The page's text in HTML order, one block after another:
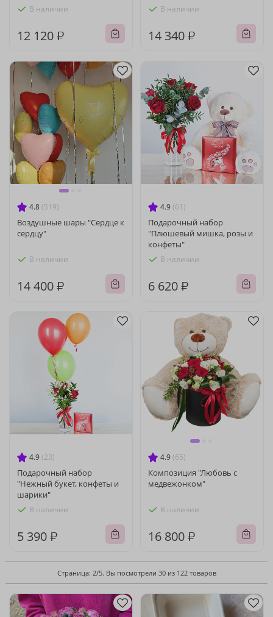
В наличии
12 120 ₽
В наличии
14 340 ₽
4.8 (519)
Воздушные шары "Сердце к
сердцу"
В наличии
14 400 ₽
4.9 (61)
Подарочный набор
"Плюшевый мишка, розы и
конфеты"
В наличии
6 620 ₽
4.9 (23)
Подарочный набор
"Нежный букет, конфеты и
шарики"
В наличии
5 390 ₽
4.9 (65)
Композиция "Любовь с
медвежонком"
В наличии
16 800 ₽
Страница: 2/5. Вы посмотрели 30 из 122 товаров